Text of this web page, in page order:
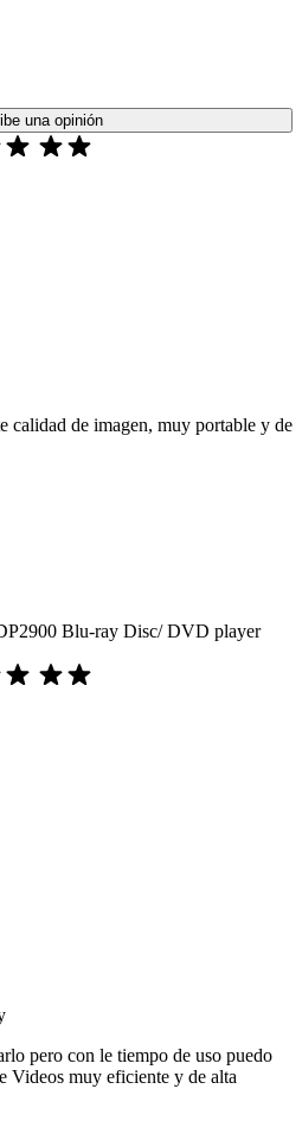
una opinión
calidad de imagen, muy portable y de
Blu-ray Disc/ DVD player
pero con le tiempo de uso puedo
Videos muy eficiente y de alta